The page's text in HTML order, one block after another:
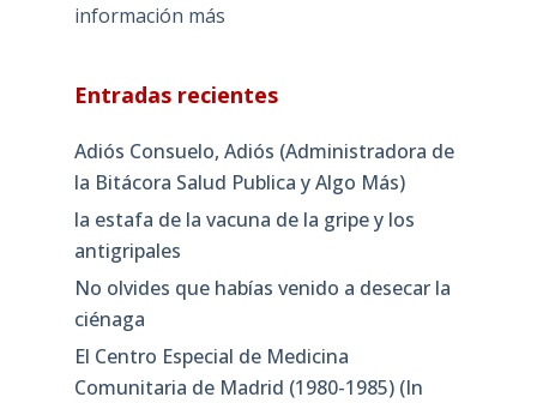
información más
Entradas recientes
Adiós Consuelo, Adiós (Administradora de
la Bitácora Salud Publica y Algo Más)
la estafa de la vacuna de la gripe y los
antigripales
No olvides que habías venido a desecar la
ciénaga
El Centro Especial de Medicina
Comunitaria de Madrid (1980-1985) (In